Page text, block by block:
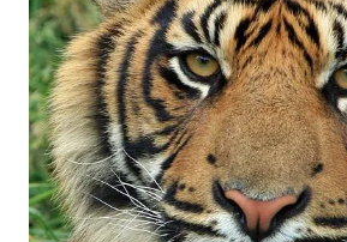
ŠEST
TUN
MASA?
OBYČEJNÉ
LOVČÍ
HODY
NEJVĚTŠÍCH
KOČEK!